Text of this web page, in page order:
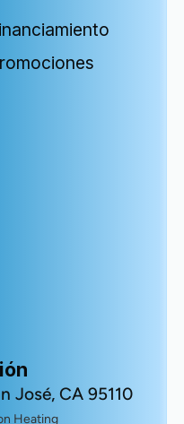
José, CA 95110